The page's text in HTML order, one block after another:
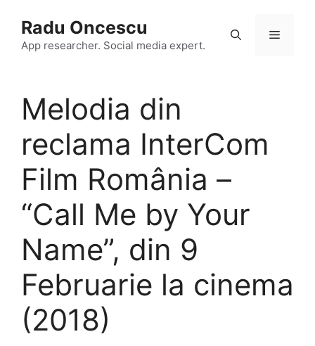
content
Radu Oncescu
App researcher. Social media expert.
Menu
Melodia din
reclama InterCom
Film România –
“Call Me by Your
Name”, din 9
Februarie la cinema
(2018)